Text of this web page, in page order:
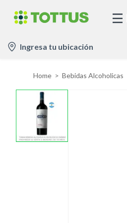
Ingresa tu ubicación
Home Bebidas Alcoholicas